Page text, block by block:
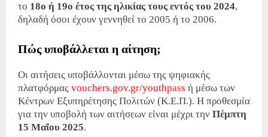
το 18ο ή 19ο έτος της ηλικίας τους εντός του 2024,
δηλαδή όσοι έχουν γεννηθεί το 2005 ή το 2006.
Πώς υποβάλλεται η αίτηση;
Οι αιτήσεις υποβάλλονται μέσω της ψηφιακής
πλατφόρμας vouchers.gov.gr/youthpass ή μέσω των
Κέντρων Εξυπηρέτησης Πολιτών (Κ.Ε.Π.). Η προθεσμία
για την υποβολή των αιτήσεων είναι μέχρι την Πέμπτη
15 Μαΐου 2025.